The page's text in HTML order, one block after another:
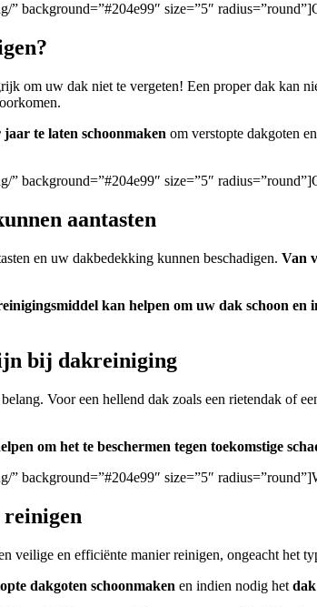
” background=”#204e99″ size=”5″
om uw dak niet te vergeten! Een proper dak kan
jaar te laten schoonmaken om verstopte dakgoten
background=”#204e99″ size=”5″
aantasten
en uw dakbedekking kunnen beschadigen. Van
kan helpen om uw dak schoon en
bij dakreiniging
Voor een hellend dak zoals een rietendak of
om het te beschermen tegen toekomstige
” background=”#204e99″ size=”5″
reinigen
veilige en efficiënte manier reinigen, ongeacht het
dakgoten schoonmaken en indien nodig het